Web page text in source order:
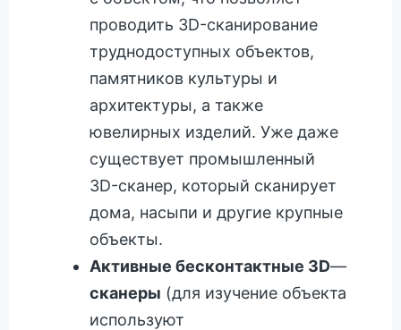
проводить 3D-сканирование
труднодоступных объектов,
памятников культуры и
архитектуры, а также
ювелирных изделий. Уже даже
существует промышленный
3D-сканер, который сканирует
дома, насыпи и другие крупные
объекты.
Активные бесконтактные 3D—
сканеры (для изучение объекта
используют